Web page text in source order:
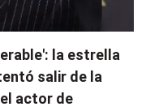
la estrella
salir de la
actor de